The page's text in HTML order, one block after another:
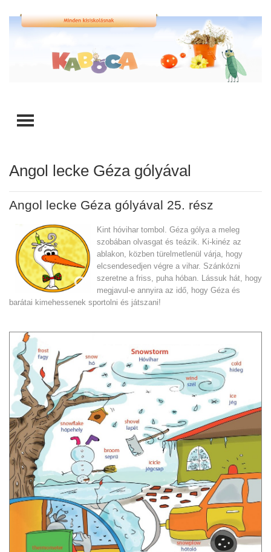
TOGGLE MENU
Angol lecke Géza gólyával
Angol lecke Géza gólyával 25. rész
Kint hóvihar tombol. Géza gólya a meleg
szobában olvasgat és teázik. Ki-kinéz az
ablakon, közben türelmetlenül várja, hogy
elcsendesedjen végre a vihar. Szánkózni
szeretne a friss, puha hóban. Lássuk hát, hogy
megjavul-e annyira az idő, hogy Géza és
barátai kimehessenek sportolni és játszani!